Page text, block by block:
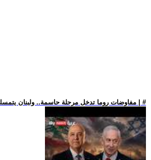
.. مفاوضات روما تدخل مرحلة حاسمة.. ولبنان يتمسك بشرطه الأول | #